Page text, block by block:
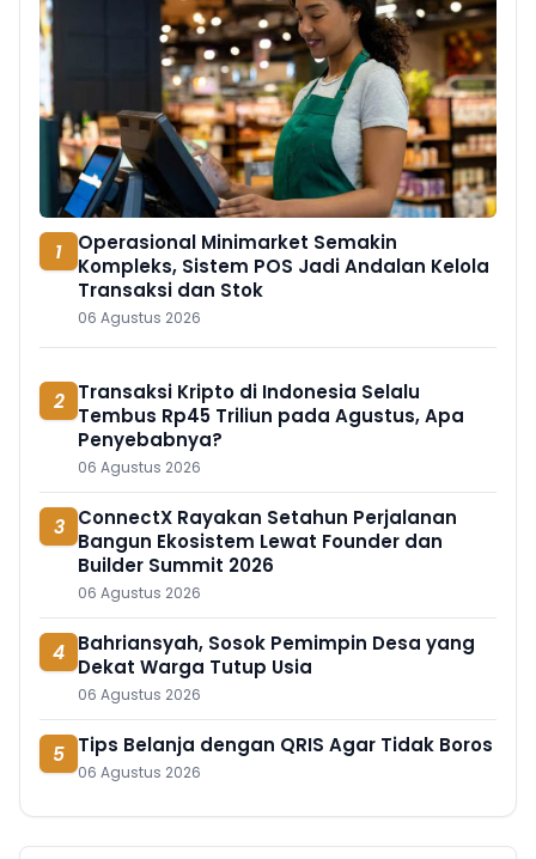
1
Operasional Minimarket Semakin
Kompleks, Sistem POS Jadi Andalan Kelola
Transaksi dan Stok
06 Agustus 2026
2 Transaksi Kripto di Indonesia Selalu
Tembus Rp45 Triliun pada Agustus, Apa
Penyebabnya?
06 Agustus 2026
3 ConnectX Rayakan Setahun Perjalanan
Bangun Ekosistem Lewat Founder dan
Builder Summit 2026
06 Agustus 2026
4 Bahriansyah, Sosok Pemimpin Desa yang
Dekat Warga Tutup Usia
06 Agustus 2026
5 Tips Belanja dengan QRIS Agar Tidak Boros
06 Agustus 2026